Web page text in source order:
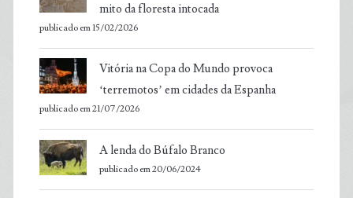
mito da floresta intocada
publicado em 15/02/2026
Vitória na Copa do Mundo provoca
‘terremotos’ em cidades da Espanha
publicado em 21/07/2026
A lenda do Búfalo Branco
publicado em 20/06/2024